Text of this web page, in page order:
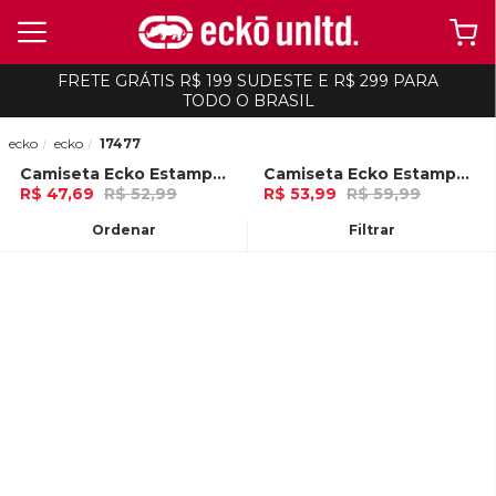
FRETE GRÁTIS R$ 199 SUDESTE E R$ 299 PARA
TODO O BRASIL
Ordenar Filtrar
ecko ecko 17477
-10%
Camiseta Ecko Estampada Areia
R$ 47,69 R$ 52,99
-10%
Camiseta Ecko Estampada Preta
R$ 53,99 R$ 59,99